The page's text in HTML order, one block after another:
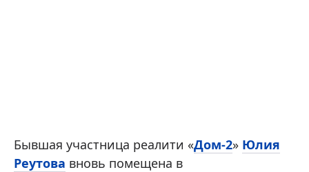
Бывшая участница реалити «Дом-2» Юлия
Реутова вновь помещена в